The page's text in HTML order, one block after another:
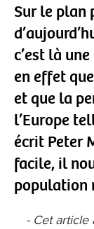
Sur le plan
c’est là
en effet
et que la
l’Europe
écrit Peter
facile, il
population
- Cet article